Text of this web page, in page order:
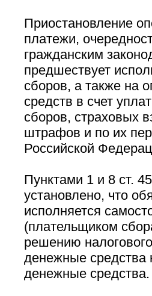
Приостановление
платежи,
гражданским
предшествует
сборов, а также на
средств в счет
сборов, страховых
штрафов и по их
Российской
Пунктами 1 и 8 ст.
установлено, что
исполняется
(плательщиком
решению
денежные средства
денежные средства.